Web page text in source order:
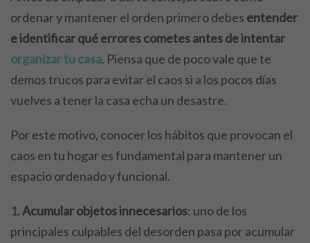
ordenar y mantener el orden primero debes entender
e identificar qué errores cometes antes de intentar
organizar tu casa. Piensa que de poco vale que te
demos trucos para evitar el caos si a los pocos días
vuelves a tener la casa echa un desastre.
Por este motivo, conocer los hábitos que provocan el
caos en tu hogar es fundamental para mantener un
espacio ordenado y funcional.
Acumular objetos innecesarios: uno de los
principales culpables del desorden pasa por acumular